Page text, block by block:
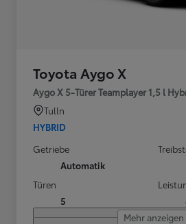
Toyota Aygo X
Aygo X 5-Türer Teamplayer 1,5 l
Tulln
HYBRID
Getriebe
Automatik
Türen
5
Mehr anzeigen